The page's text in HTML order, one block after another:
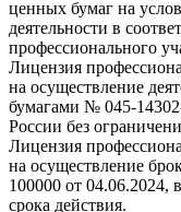
ценных бумаг на
деятельности в
профессионального
Лицензия
на осуществление
бумагами № 045-
России без
Лицензия
на осуществление
100000 от 04.06.2024,
срока действия.